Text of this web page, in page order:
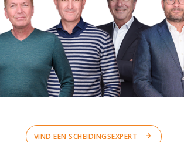
VIND EEN SCHEIDINGSEXPERT